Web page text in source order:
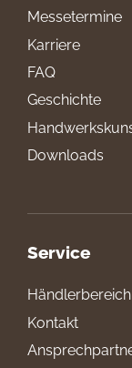
Messetermine
Karriere
FAQ
Geschichte
Downloads
Service
Händlerbereich
Kontakt